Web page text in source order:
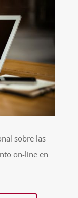
sobre las
on-line en